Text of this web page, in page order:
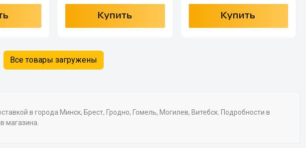
Купить Купить
Все товары загружены
в города Минск, Брест, Гродно, Гомель, Могилев, Витебск. Подробности в
магазина.